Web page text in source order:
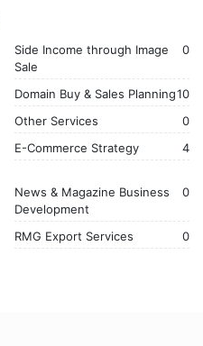
Side Income through Image
Sale
0
Domain Buy & Sales Planning10
Other Services
0
E-Commerce Strategy 4
News & Magazine Business
Development
0
RMG Export Services 0